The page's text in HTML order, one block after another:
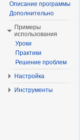
Описание программы
Дополнительно
Примеры
использования
Уроки
Практики
Решение проблем
Настройка
Инструменты